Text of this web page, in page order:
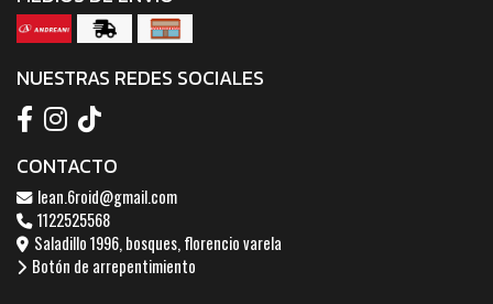
NUESTRAS REDES SOCIALES
CONTACTO
lean.6roid@gmail.com
1122525568
Saladillo 1996, bosques, florencio varela
Botón de arrepentimiento